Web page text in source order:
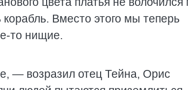
Вместо этого мы теперь
то нищие.
— возразил отец Тейна, Орис